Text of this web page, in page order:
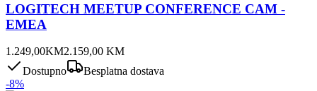
LOGITECH MEETUP CONFERENCE CAM -
EMEA
1.249,00KM2.159,00 KM
Dostupno
Besplatna dostava
-8%